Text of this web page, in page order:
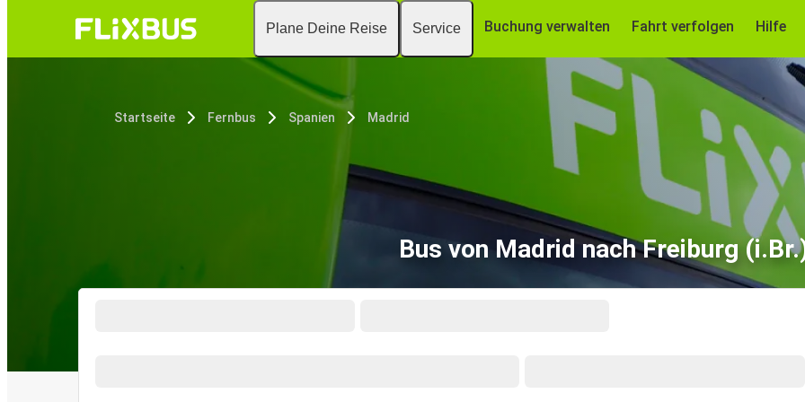
Plane Deine Reise Service Buchung verwalten Fahrt verfolgen Hilfe
Startseite Fernbus Spanien Madrid
Bus von Madrid nach Freiburg